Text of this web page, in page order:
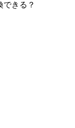
できる？